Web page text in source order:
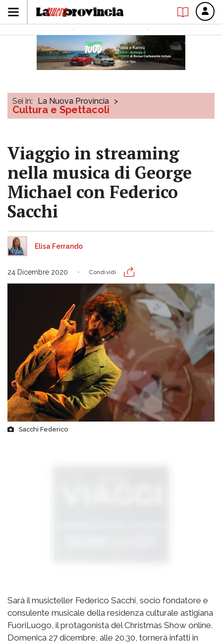
Sei in: La Nuova Provincia >
Cultura e Spettacoli
Viaggio in streaming
nella musica di George
Michael con Federico
Sacchi
Elisa Ferrando
24 Dicembre 2020 Condividi
Sacchi Federico
Sarà il musicteller Federico Sacchi, socio fondatore e
consulente musicale della residenza culturale astigiana
FuoriLuogo, il protagonista del Christmas Show online.
Domenica 27 dicembre, alle 20.30, tornerà infatti in